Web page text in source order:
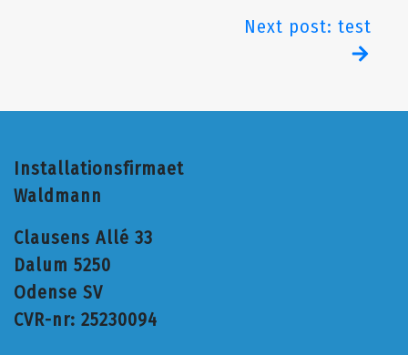
Next post: test
Installationsfirmaet
Waldmann
Clausens Allé 33
Dalum 5250
Odense SV
CVR-nr: 25230094